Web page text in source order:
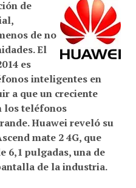
de no
. El
es
inteligentes
a que un creciente
los teléfonos
Huawei
mate 2 4G, que
6,1 pulgadas, una de
de la industria.